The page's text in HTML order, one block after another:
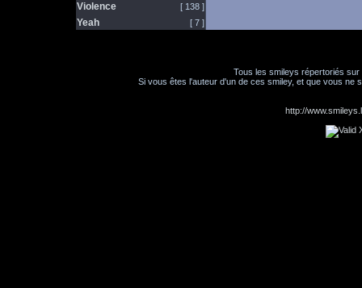
Violence [ 138 ]
Yeah [ 7 ]
Tous les smileys répertoriés
Si vous êtes l'auteur d'un de ces smiley, et que vous ne
http://